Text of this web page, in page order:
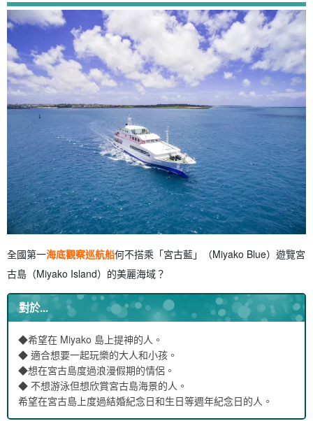
全國第一海底觀察巡航船何不搭乘「宮古藍」（Miyako Blue）遊覽宮
古島（Miyako Island）的美麗海域？
對於...
◆希望在 Miyako 島上提神的人。
◆ 適合想要一起玩樂的大人和小孩。
◆想在宮古島度過浪漫假期的情侶。
◆ 不想游泳但想欣賞宮古島海景的人。
希望在宮古島上度過結婚紀念日和生日等週年紀念日的人。